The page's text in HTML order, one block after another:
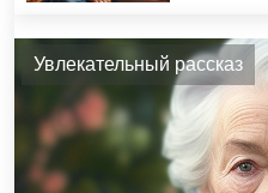
Увлекательный рассказ